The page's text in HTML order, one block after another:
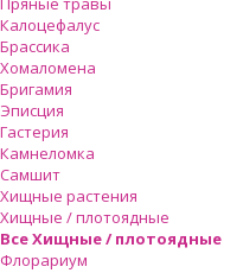
Калоцефалус
Брассика
Хомаломена
Бригамия
Эписция
Гастерия
Камнеломка
Самшит
Хищные растения
Хищные / плотоядные
Все Хищные / плотоядные
Флорариум